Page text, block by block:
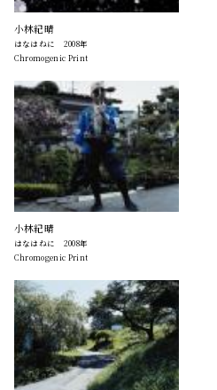
小林紀晴
はなはねに 2008年
Chromogenic Print
小林紀晴
はなはねに 2008年
Chromogenic Print